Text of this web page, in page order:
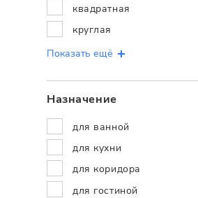
квадратная
круглая
Показать ещё
Назначение
для ванной
для кухни
для коридора
для гостиной